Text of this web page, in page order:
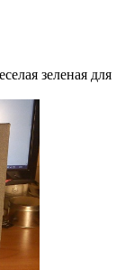
зеленая для